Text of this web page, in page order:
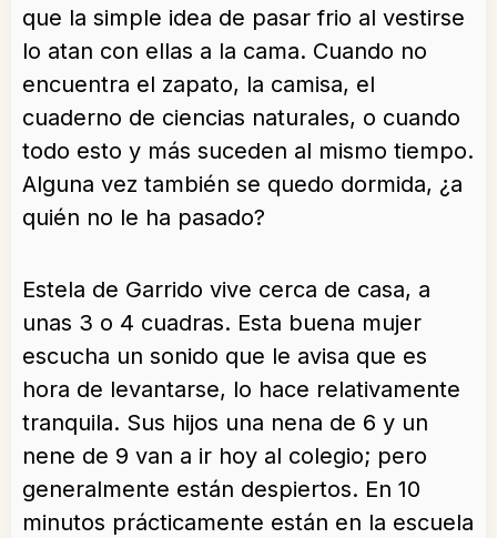
que la simple idea de pasar frio al vestirse
lo atan con ellas a la cama. Cuando no
encuentra el zapato, la camisa, el
cuaderno de ciencias naturales, o cuando
todo esto y más suceden al mismo tiempo.
Alguna vez también se quedo dormida, ¿a
quién no le ha pasado?
Estela de Garrido vive cerca de casa, a
unas 3 o 4 cuadras. Esta buena mujer
escucha un sonido que le avisa que es
hora de levantarse, lo hace relativamente
tranquila. Sus hijos una nena de 6 y un
nene de 9 van a ir hoy al colegio; pero
generalmente están despiertos. En 10
minutos prácticamente están en la escuela